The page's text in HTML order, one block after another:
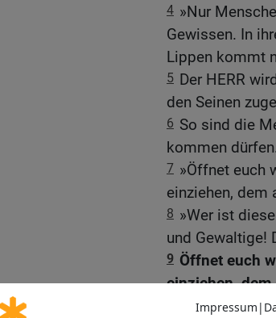
4 »Nur
Gewissen. In
Lippen kommt
5 Der HERR
den Seinen
6 So sind die
kommen
7 »Öffnet euch
einziehen, dem
8 »Wer ist
und Gewaltige!
9 Öffnet euch
einziehen,
»Wer ist